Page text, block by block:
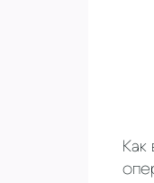
Как